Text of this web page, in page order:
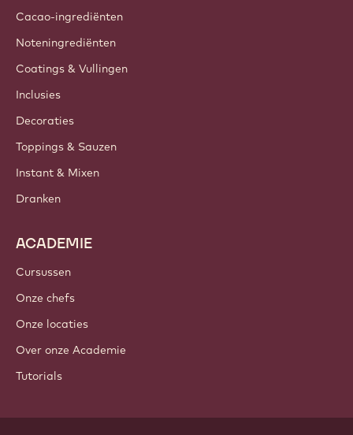
Cacao-ingrediënten
Noteningrediënten
Coatings & Vullingen
Inclusies
Decoraties
Toppings & Sauzen
Instant & Mixen
Dranken
ACADEMIE
Cursussen
Onze chefs
Onze locaties
Over onze Academie
Tutorials